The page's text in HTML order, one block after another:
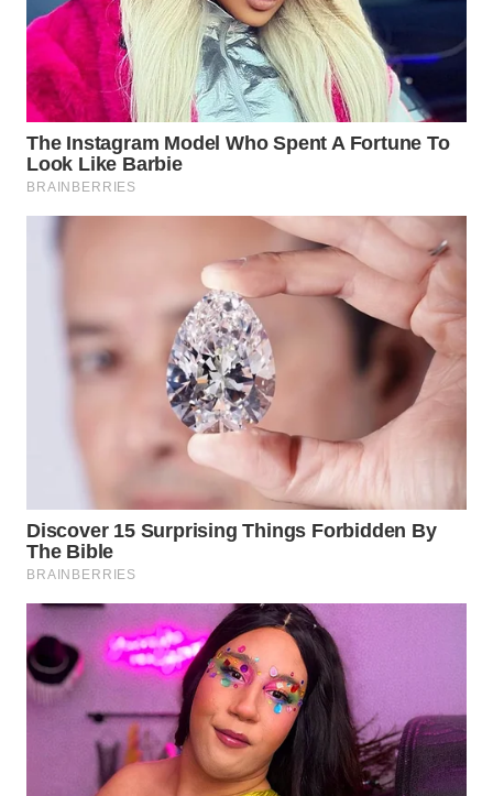
NIAS
WN
LANGKAT
WN
TAPANULI
SELATAN
WN
WN
WN
WN
LABUHANBATU
WN
TAPANULI
TENGAH
WN DELI